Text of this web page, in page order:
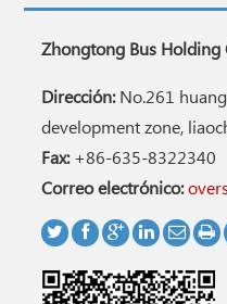
Zhongtong Bus Holding
Dirección:No.261
development zone,
Fax:+86-635-8322340
Correo electrónico: